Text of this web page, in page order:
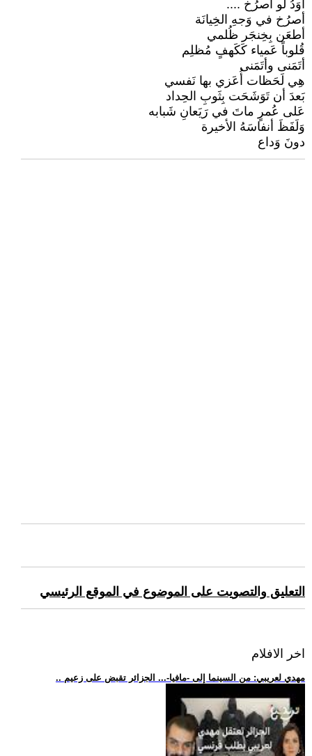
أوَدُ لَو أصرُخ ....
أصرُخ في وَجهِ الخِيانَة
أطعَن بِخِنجَر ظُلمي
قُلوباً عَمياء كَكَهفٍ مُظلِم
أتَمَنى وأتَمَنى
هِي لَحَظات أُعَزي بها نَفسي
بَعدَ أن تَوَشَحَت بِثَوبِ الحِداد
عَلى عُمرٍ ماتَ في رَيَعانِ شَبابه
وَلَفَظَ أنفاسَهُ الأخيرة
دونَ وَداع
التعليق والتصويت على الموضوع في الموقع الرئيسي
اخر الافلام
.. مهدي لعريبي: من السينما إلى -مافيا-... الجزائر تقبض على زعيم